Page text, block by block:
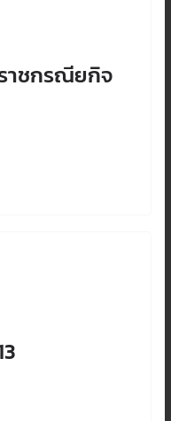
ราชกรณียกิจ